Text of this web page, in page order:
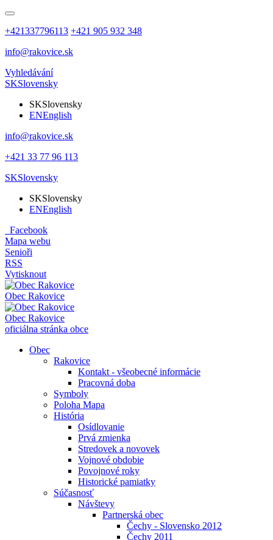
+421337796113 +421 905 932 348
info@rakovice.sk
Vyhledávání
SKSlovensky
SKSlovensky
ENEnglish
info@rakovice.sk
+421 33 77 96 113
SKSlovensky
SKSlovensky
ENEnglish
Facebook
Mapa webu
Senioři
RSS
Vytisknout
Obec Rakovice
Obec Rakovice
oficiálna stránka obce
Obec
Rakovice
Kontakt - všeobecné informácie
Pracovná doba
Symboly
Poloha Mapa
História
Osídlovanie
Prvá zmienka
Stredovek a novovek
Vojnové obdobie
Povojnové roky
Historické pamiatky
Súčasnosť
Návštevy
Partnerská obec
Čechy - Slovensko 2012
Čechy 2011